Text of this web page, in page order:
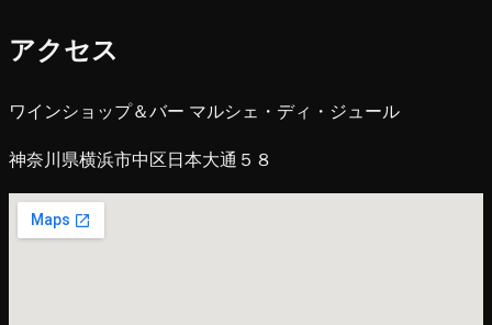
アクセス
ワインショップ＆バー マルシェ・ディ・ジュール
神奈川県横浜市中区日本大通５８